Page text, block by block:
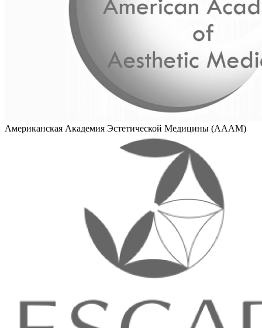
Американская Академия Эстетической Медицины (AAAM)